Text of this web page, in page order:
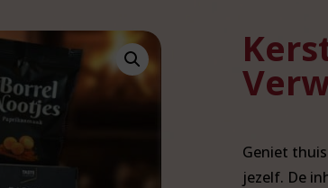
Geniet
jezelf. De